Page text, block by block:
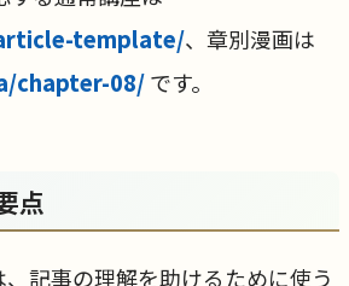
template/、章別漫画は
chapter-08/です。
点
記事の理解を助けるために使う